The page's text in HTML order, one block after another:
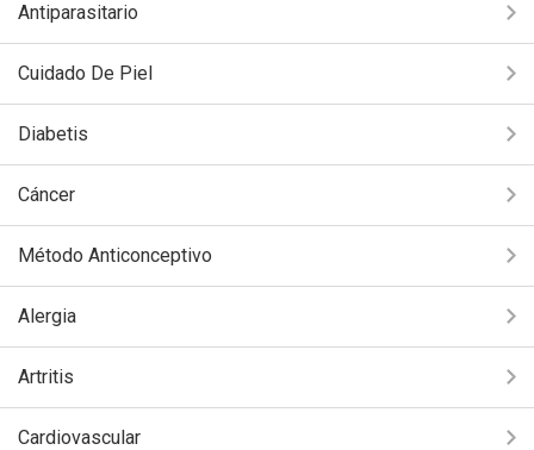
Antiparasitario
Cuidado De Piel
Diabetis
Cáncer
Método Anticonceptivo
Alergia
Artritis
Cardiovascular